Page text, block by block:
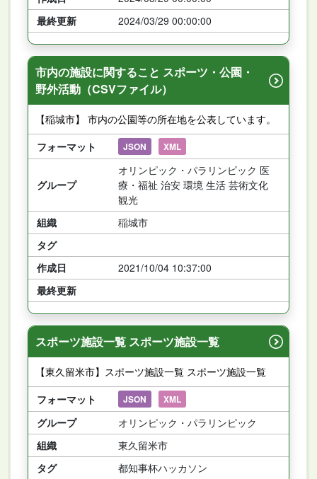
最終更新
2024/03/29 00:00:00
市内の施設に関すること スポーツ・公園・
野外活動（CSVファイル）
【稲城市】 市内の公園等の所在地を公表しています。
フォーマット
JSON XML
グループ
オリンピック・パラリンピック 医
療・福祉 治安 環境 生活 芸術文化
観光
組織
稲城市
タグ
作成日
2021/10/04 10:37:00
最終更新
スポーツ施設一覧 スポーツ施設一覧
【東久留米市】スポーツ施設一覧 スポーツ施設一覧
フォーマット
JSON XML
グループ
オリンピック・パラリンピック
組織
東久留米市
タグ
都知事杯ハッカソン